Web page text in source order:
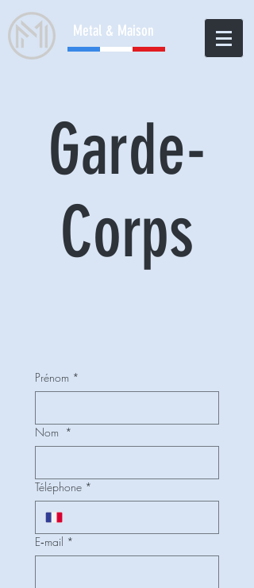
Metal & Maison
Garde-
Corps
Prénom *
Nom *
Téléphone *
E‑mail *